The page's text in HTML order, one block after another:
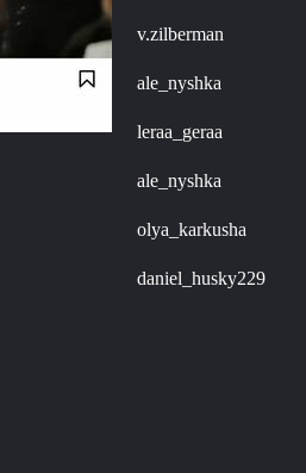
v.zilberman
ale_nyshka
leraa_geraa
ale_nyshka
olya_karkusha
daniel_husky229